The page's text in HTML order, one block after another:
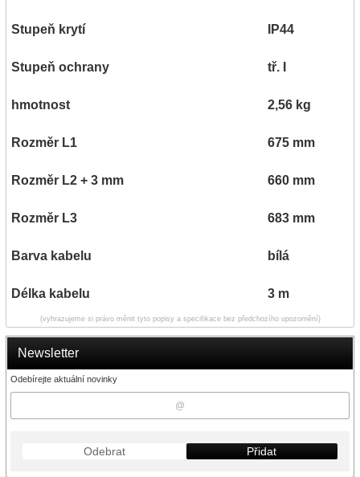
Newsletter
Odebírejte aktuální novinky
Odebrat Přidat
Stupeň krytí IP44
Stupeň ochrany tř. I
hmotnost 2,56 kg
Rozměr L1 675 mm
Rozměr L2 + 3 mm 660 mm
Rozměr L3 683 mm
Barva kabelu bílá
Délka kabelu 3 m
(vyhrazujeme si právo měnit tyto popisy a specifikace bez předchozího upozornění)